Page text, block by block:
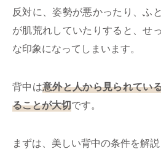
反対に、姿勢が悪かったり、ふ
が肌荒れしていたりすると、せ
な印象になってしまいます。
背中は意外と人から見られてい
ることが大切です。
まずは、美しい背中の条件を解説